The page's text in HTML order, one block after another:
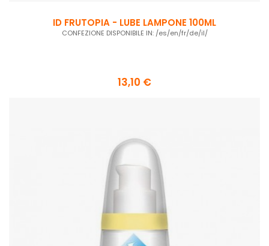
ID FRUTOPIA - LUBE LAMPONE 100ML
CONFEZIONE DISPONIBILE IN: /es/en/fr/de/il/
13,10 €